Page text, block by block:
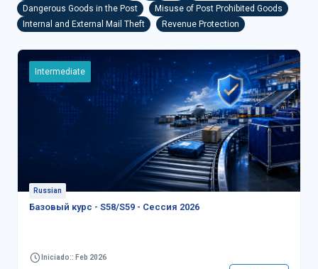
Dangerous Goods in the Post
Misuse of Post Prohibited Goods
Internal and External Mail Theft
Revenue Protection
Intermediate
Russian
Базовый курс - S58/S59 - Сессия 2026
Iniciado:: Feb 2026